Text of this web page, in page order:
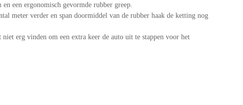
een ergonomisch gevormde rubber greep.
meter verder en span doormiddel van de rubber haak de ketting nog
erg vinden om een extra keer de auto uit te stappen voor het